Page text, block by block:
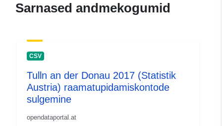
Sarnased andmekogumid
CSV
Tulln an der Donau 2017 (Statistik
Austria) raamatupidamiskontode
sulgemine
opendataportal.at